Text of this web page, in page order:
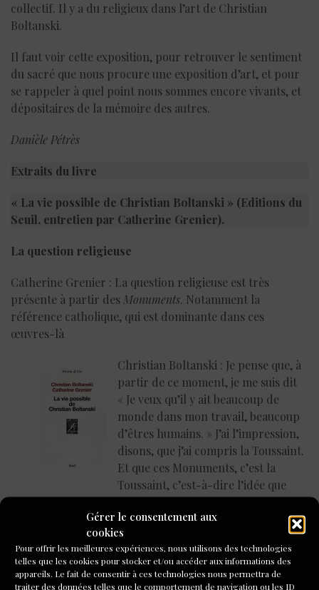
Gérer le consentement aux
cookies
Pour offrir les meilleures expériences, nous utilisons des technologies
telles que les cookies pour stocker et/ou accéder aux informations des
appareils. Le fait de consentir à ces technologies nous permettra de
traiter des données telles que le comportement de navigation ou les ID
collectif. Il y a du religieux dans l’art de Christian
Boltanski.
Il faut voir cette exposition, pour retrouver le sentiment
du sacré que nous procure une exposition d’art, et pour
se rappeler à quel point nous sommes encore vivants, et
dépositaires de la mémoire des autres.
Danièle Pétrès
Extraits du livre
« La vie possible de Christian Boltanski » (Editions du
Seuil, entretien par Catherine Grenier).
La question religieuse
Catherine Grenier : La question religieuse est très
présente à partir desMonuments. Notamment la
référence catholique, qui est dominante dans ces
œuvres-là
Christian Boltanski : Je pense que, à
partir de ce moment, je me suis dit
« Je veux qu’il y ait beaucoup de
monde dans mon travail, beaucoup
d’êtres humains. » J’ai l’impression,
disons, que j’ai compris la Toussaint.
Et que ces Monuments, c’est la
Toussaint, c’est-à-dire l’idée que
tout être, est saint. Je ne suis pas allé davantage à l’église
à ce moment-là. Je n’étais pas là pour l’enterrement de
ma mère, je ne sais pas s’il y a eu une cérémonie
religieuse, et je n’ai pas assisté à la cérémonie religieuse
de l’enterrement de mon père.